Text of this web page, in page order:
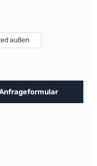
außen
Gib den